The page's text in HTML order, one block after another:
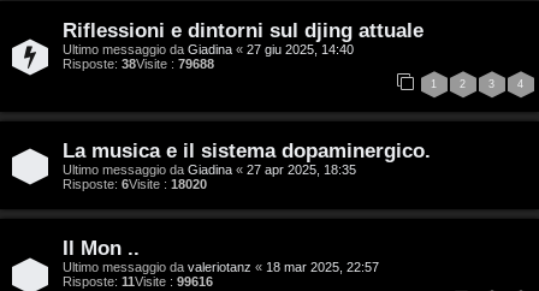
r
o
m
e
n
Riflessioni e dintorni sul djing attuale
Ultimo messaggio da Giadina « 27 giu 2025, 14:40
Risposte: 38Visite : 79688
1 2 3 4
La musica e il sistema dopaminergico.
Ultimo messaggio da Giadina « 27 apr 2025, 18:35
Risposte: 6Visite : 18020
Il Mon ..
Ultimo messaggio da valeriotanz « 18 mar 2025, 22:57
Risposte: 11Visite : 99616
i
T
o
u
r